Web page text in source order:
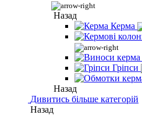
Назад
Керма
Гріпси
Назад
Дивитись більше категорій
Назад